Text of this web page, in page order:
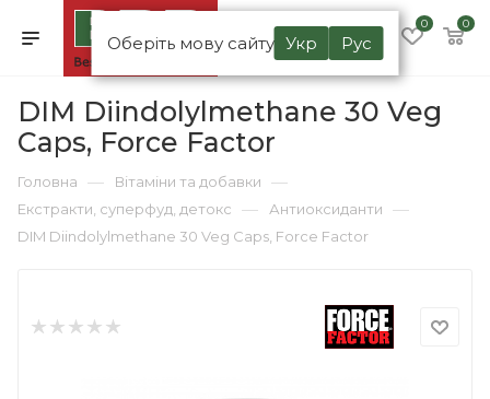
Оберіть мову сайту Укр Рус
0 0
DIM Diindolylmethane 30 Veg
Caps, Force Factor
Головна — Вітаміни та добавки —
Екстракти, суперфуд, детокс — Антиоксиданти —
DIM Diindolylmethane 30 Veg Caps, Force Factor